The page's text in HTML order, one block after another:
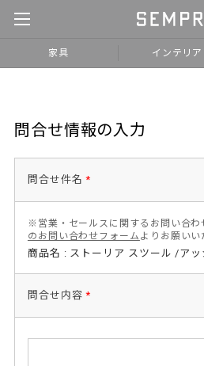
家具 インテリア
問合せ情報の入力
問合せ件名 *
※営業・セールスに関するお問い合わ
のお問い合わせフォーム よりお願いい
商品名 : ストーリア スツール /アッ
問合せ内容 *